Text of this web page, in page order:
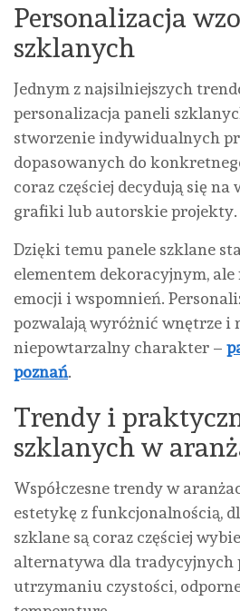
Personalizacja
szklanych
Jednym z najsilniejszych
personalizacja paneli
stworzenie indywidualnych
dopasowanych do
coraz częściej decydują się na
grafiki lub autorskie projekty.
Dzięki temu panele szklane
elementem dekoracyjnym,
emocji i wspomnień.
pozwalają wyróżnić wnętrze i
niepowtarzalny charakter –
poznań.
Trendy i
szklanych w
Współczesne trendy w
estetykę z funkcjonalnością,
szklane są coraz częściej
alternatywa dla tradycyjnych
utrzymaniu czystości,